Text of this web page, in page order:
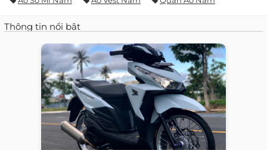
Thông tin nổi bật